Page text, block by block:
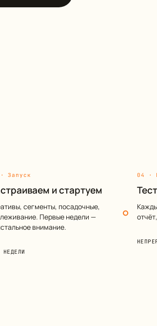
Запуск
и стартуем
сегменты, посадочные,
Первые недели —
внимание.
НЕДЕЛИ
04 ·